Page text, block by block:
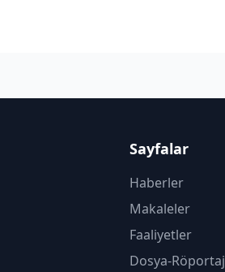
Sayfalar
Haberler
Makaleler
Faaliyetler
Dosya-Röportaj